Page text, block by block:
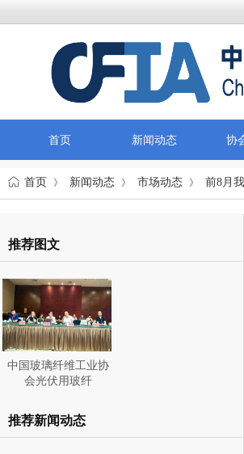
首页 新闻动态 协
首页 》 新闻动态 》 市场动态 》 前8月
推荐图文
中国玻璃纤维工业协
会光伏用玻纤
推荐新闻动态